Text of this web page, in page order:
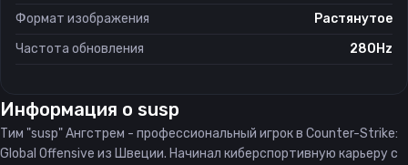
Формат изображения
Растянутое
Частота обновления
280Hz
Информация о susp
Тим "susp" Ангстрем - профессиональный игрок в Counter-Strike:
Global Offensive из Швеции. Начинал киберспортивную карьеру с